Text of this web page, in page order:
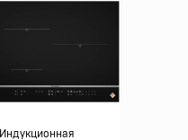
Индукционная